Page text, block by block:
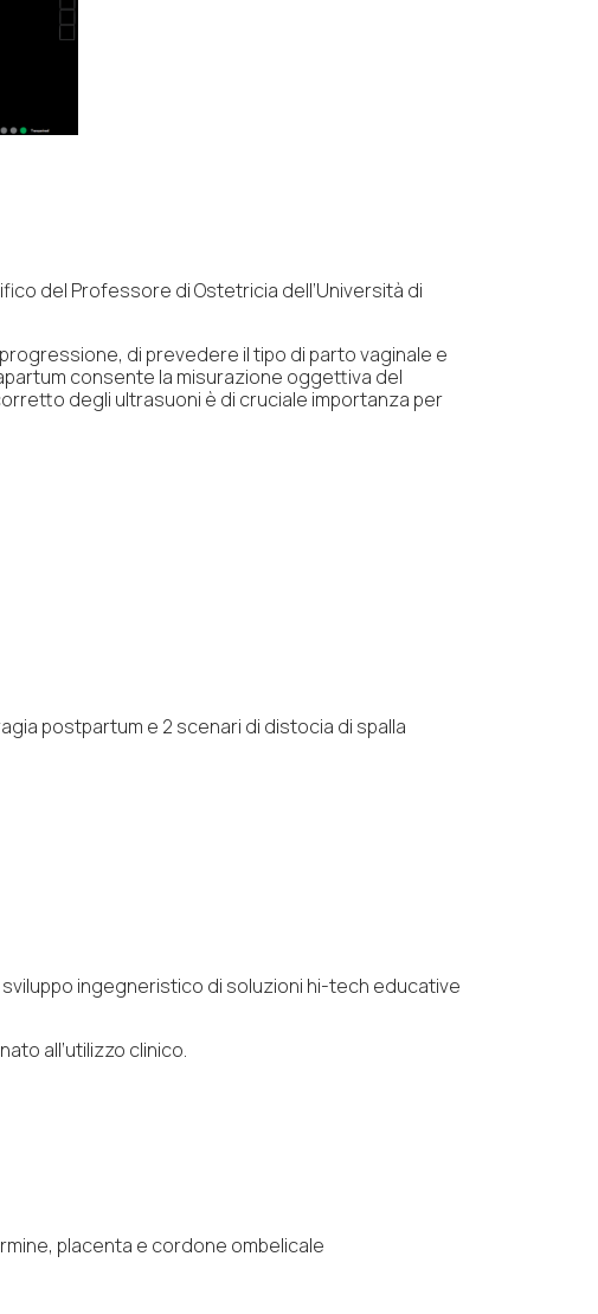
del Professore di Ostetricia dell’Università di
di prevedere il tipo di parto vaginale e
consente la misurazione oggettiva del
degli ultrasuoni è di cruciale importanza per
postpartum e 2 scenari di distocia di spalla
ingegneristico di soluzioni hi-tech educative
all’utilizzo clinico.
placenta e cordone ombelicale